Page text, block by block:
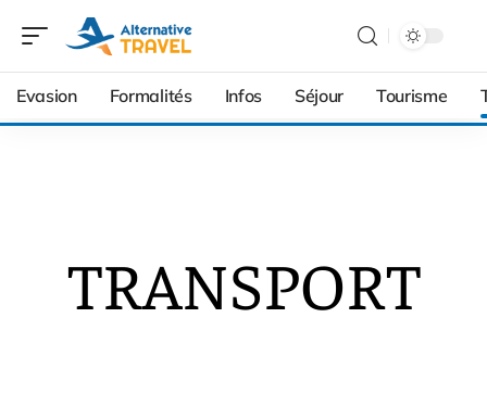
Evasion Formalités Infos Séjour Tourisme
TRANSPORT